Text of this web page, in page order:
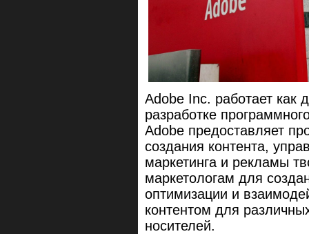
Adobe Inc. работает как
разработке
Adobe предоставляет
создания контента,
маркетинга и рекламы
маркетологам для
оптимизации и
контентом для
носителей.